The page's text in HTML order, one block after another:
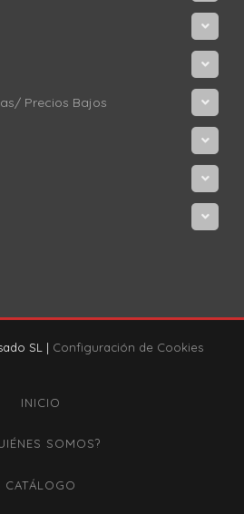
Precios Bajos
SL | Configuración de Cookies
INICIO
SOMOS?
CATÁLOGO